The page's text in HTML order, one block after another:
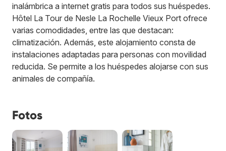
inalámbrica a internet gratis para todos sus huéspedes.
Hôtel La Tour de Nesle La Rochelle Vieux Port ofrece
varias comodidades, entre las que destacan:
climatización. Además, este alojamiento consta de
instalaciones adaptadas para personas con movilidad
reducida. Se permite a los huéspedes alojarse con sus
animales de compañía.
Fotos